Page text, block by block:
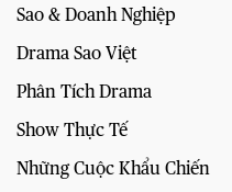
Sao & Doanh Nghiệp
Drama Sao Việt
Phân Tích Drama
Show Thực Tế
Những Cuộc Khẩu Chiến